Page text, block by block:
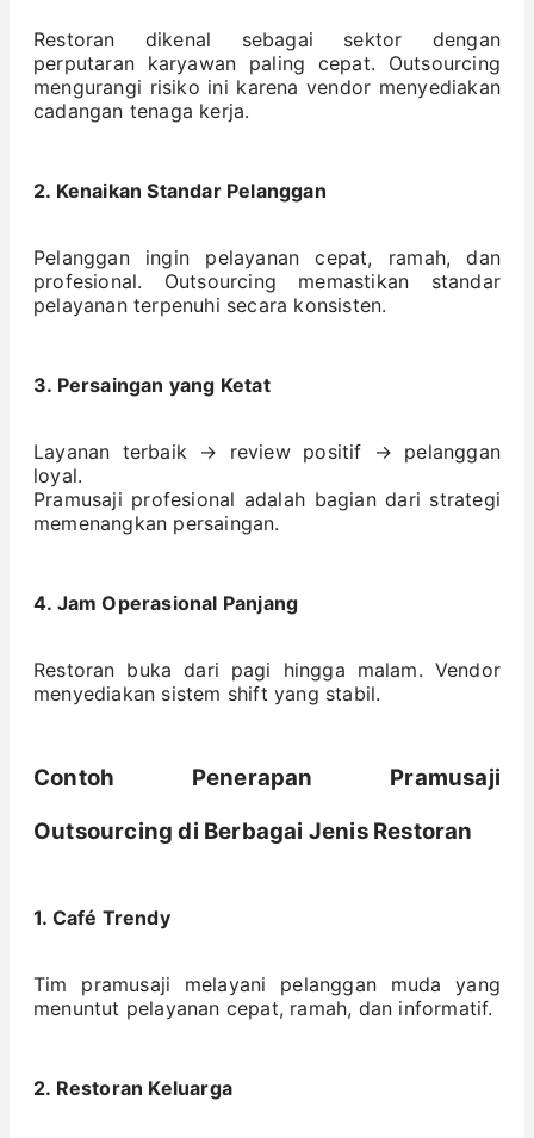
Restoran dikenal sebagai sektor dengan
perputaran karyawan paling cepat. Outsourcing
mengurangi risiko ini karena vendor menyediakan
cadangan tenaga kerja.
2. Kenaikan Standar Pelanggan
Pelanggan ingin pelayanan cepat, ramah, dan
profesional. Outsourcing memastikan standar
pelayanan terpenuhi secara konsisten.
3. Persaingan yang Ketat
Layanan terbaik → review positif → pelanggan
loyal.
Pramusaji profesional adalah bagian dari strategi
memenangkan persaingan.
4. Jam Operasional Panjang
Restoran buka dari pagi hingga malam. Vendor
menyediakan sistem shift yang stabil.
Contoh Penerapan Pramusaji
Outsourcing di Berbagai Jenis Restoran
1. Café Trendy
Tim pramusaji melayani pelanggan muda yang
menuntut pelayanan cepat, ramah, dan informatif.
2. Restoran Keluarga